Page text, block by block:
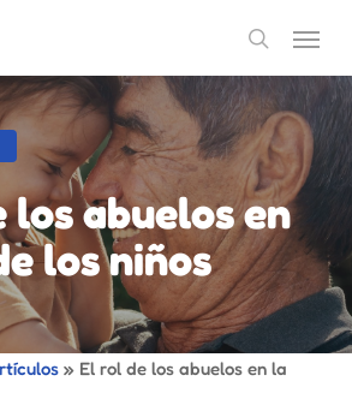
search
Menu
los abuelos en
los niños
» El rol de los abuelos en la